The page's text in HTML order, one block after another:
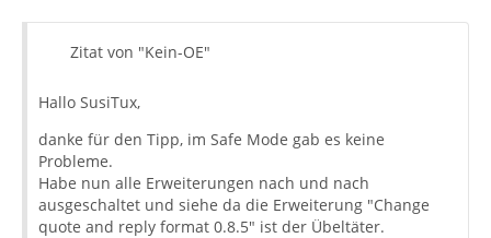
Zitat von "Kein-OE"
Hallo SusiTux,
danke für den Tipp, im Safe Mode gab es keine
Probleme.
Habe nun alle Erweiterungen nach und nach
ausgeschaltet und siehe da die Erweiterung "Change
quote and reply format 0.8.5" ist der Übeltäter.